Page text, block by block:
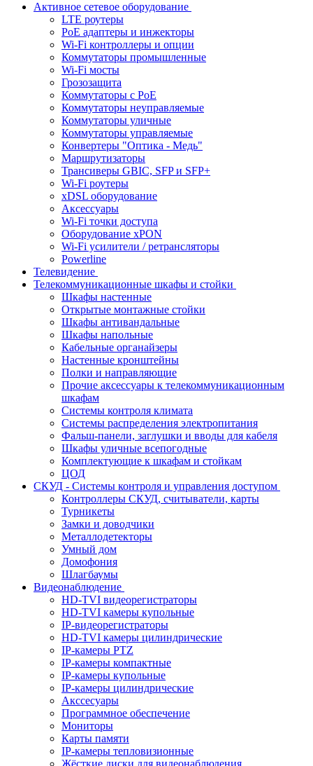
Активное сетевое оборудование
LTE роутеры
PoE адаптеры и инжекторы
Wi-Fi контроллеры и опции
Коммутаторы промышленные
Wi-Fi мосты
Грозозащита
Коммутаторы c PoE
Коммутаторы неуправляемые
Коммутаторы уличные
Коммутаторы управляемые
Конвертеры "Оптика - Медь"
Маршрутизаторы
Трансиверы GBIC, SFP и SFP+
Wi-Fi роутеры
xDSL оборудование
Аксессуары
Wi-Fi точки доступа
Оборудование хPON
Wi-Fi усилители / ретрансляторы
Powerline
Телевидение
Телекоммуникационные шкафы и стойки
Шкафы настенные
Открытые монтажные стойки
Шкафы антивандальные
Шкафы напольные
Кабельные органайзеры
Настенные кронштейны
Полки и направляющие
Прочие аксессуары к телекоммуникационным
шкафам
Системы контроля климата
Системы распределения электропитания
Фальш-панели, заглушки и вводы для кабеля
Шкафы уличные всепогодные
Комплектующие к шкафам и стойкам
ЦОД
СКУД - Системы контроля и управления доступом
Контроллеры СКУД, считыватели, карты
Турникеты
Замки и доводчики
Металлодетекторы
Умный дом
Домофония
Шлагбаумы
Видеонаблюдение
HD-TVI видеорегистраторы
HD-TVI камеры купольные
IP-видеорегистраторы
HD-TVI камеры цилиндрические
IP-камеры PTZ
IP-камеры компактные
IP-камеры купольные
IP-камеры цилиндрические
Акссесуары
Программное обеспечение
Мониторы
Карты памяти
IP-камеры тепловизионные
Жёсткие диски для видеонаблюдения